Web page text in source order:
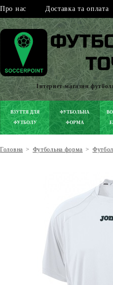
Про нас Доставка та оплата
Інтернет-магазин
ВЗУТТЯ ДЛЯ
ФУТБОЛУ
ФУТБОЛЬНА
ФОРМА
Головна > Футбольна форма >